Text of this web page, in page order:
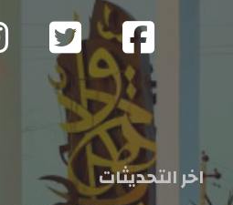
اخر التحديثات